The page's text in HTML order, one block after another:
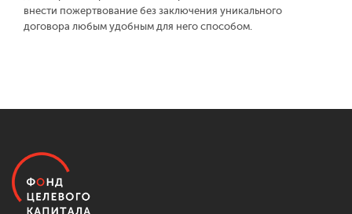
внести пожертвование без заключения уникального
договора любым удобным для него способом.